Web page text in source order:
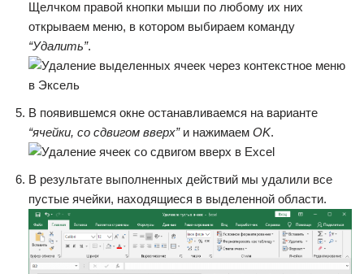
Щелчком правой кнопки мыши по любому их них
открываем меню, в котором выбираем команду
“Удалить”.
В появившемся окне останавливаемся на варианте
“ячейки, со сдвигом вверх”и нажимаем OK.
В результате выполненных действий мы удалили все
пустые ячейки, находящиеся в выделенной области.